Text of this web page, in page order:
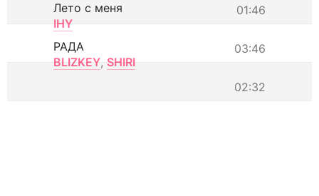
01:46
Лето с меня
IHY
03:46
РАДА
BLIZKEY, SHIRI
02:32